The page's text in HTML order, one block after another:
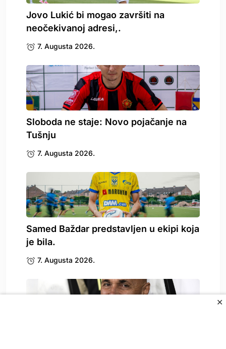
✕
Jovo Lukić bi mogao završiti na
neočekivanoj adresi,.
7. Augusta 2026.
Sloboda ne staje: Novo pojačanje na
Tušnju
7. Augusta 2026.
Samed Baždar predstavljen u ekipi koja
je bila.
7. Augusta 2026.